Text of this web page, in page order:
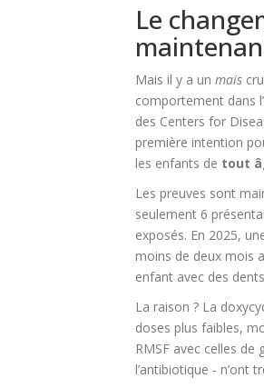
Le
Mais il y a unmais
comportement dans
des Centers for
première intention
les enfants de tout
Les preuves sont
seulement 6
exposés. En 2025,
moins de deux mois
enfant avec des
La raison ? La
doses plus faibles,
RMSF avec celles de
l’antibiotique - n’ont